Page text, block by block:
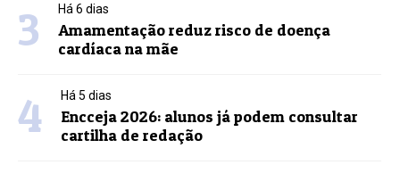
3 Há 6 dias
Amamentação reduz risco de doença
cardíaca na mãe
4 Há 5 dias
Encceja 2026: alunos já podem consultar
cartilha de redação